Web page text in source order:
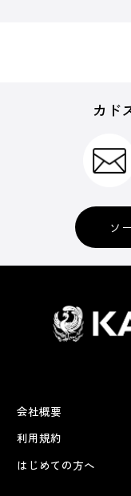
カド
ソ
会社概要
利用規約
はじめての方へ